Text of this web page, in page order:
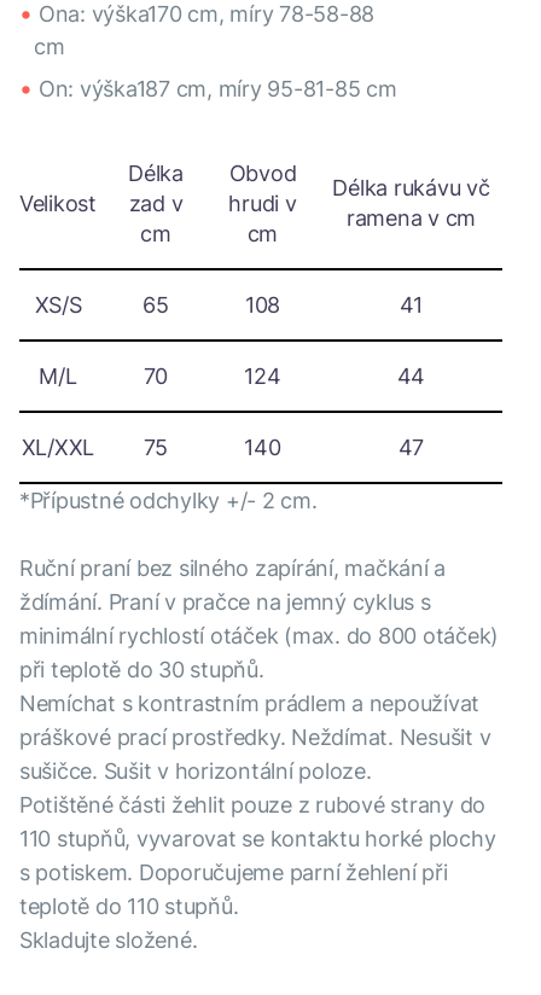
Ona: výška170 cm, míry 78-58-88
cm
On: výška187 cm, míry 95-81-85 cm
Velikost
Délka
zad v
cm
Obvod
hrudi v
cm
Délka rukávu vč
ramena v cm
XS/S 65 108 41
M/L 70 124 44
XL/XXL 75 140 47
*Přípustné odchylky +/- 2 cm.
Ruční praní bez silného zapírání, mačkání a
ždímání. Praní v pračce na jemný cyklus s
minimální rychlostí otáček (max. do 800 otáček)
při teplotě do 30 stupňů.
Nemíchat s kontrastním prádlem a nepoužívat
práškové prací prostředky. Neždímat. Nesušit v
sušičce. Sušit v horizontální poloze.
Potištěné části žehlit pouze z rubové strany do
110 stupňů, vyvarovat se kontaktu horké plochy
s potiskem. Doporučujeme parní žehlení při
teplotě do 110 stupňů.
Skladujte složené.